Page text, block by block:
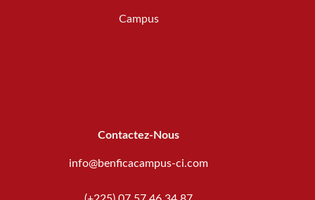
Campus
Contactez-Nous
info@benficacampus-ci.com